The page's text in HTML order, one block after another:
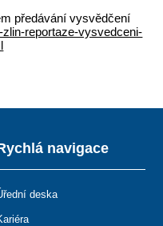
předávání vysvědčení
zlin-reportaze-vysvedceni-
navigace
deska